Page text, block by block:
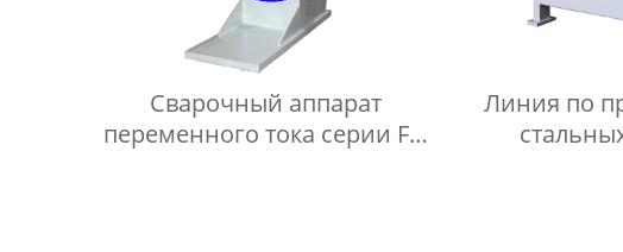
Сварочный аппарат
переменного тока серии FN
Линия по